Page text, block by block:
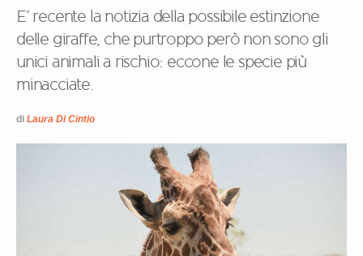
E’ recente la notizia della possibile estinzione
delle giraffe, che purtroppo però non sono gli
unici animali a rischio: eccone le specie più
minacciate.
di Laura Di Cintio